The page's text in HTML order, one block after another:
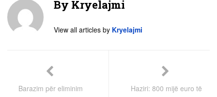
By Kryelajmi
View all articles by Kryelajmi
Barazim për eliminim
Haziri: 800 mijë euro të